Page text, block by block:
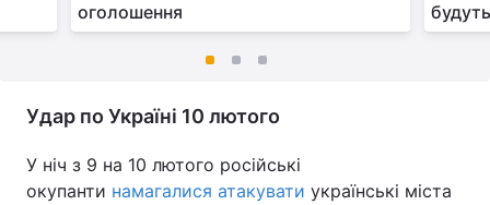
оголошення
Удар по Україні 10 лютого
У ніч з 9 на 10 лютого російські
окупанти намагалися атакувати українські міста